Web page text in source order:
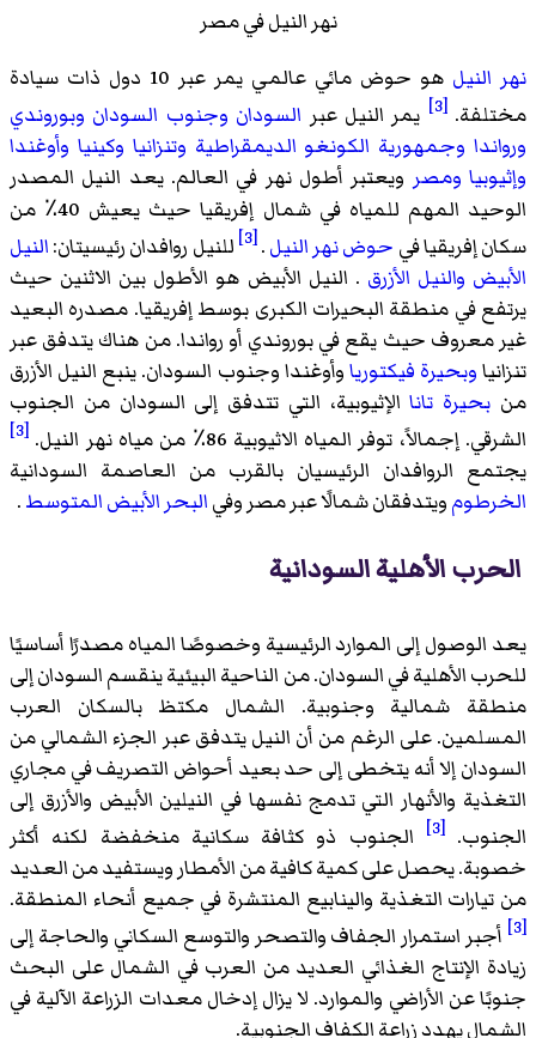
نهر النيل في مصر
نهر النيل
هو حوض مائي عالمي يمر عبر 10 دول ذات سيادة
مختلفة.[3] يمر النيل عبر السودان وجنوب السودان وبوروندي
ورواندا وجمهورية الكونغو الديمقراطية وتنزانيا وكينيا وأوغندا
وإثيوبيا ومصر ويعتبر أطول نهر في العالم. يعد النيل المصدر
الوحيد المهم للمياه في شمال إفريقيا حيث يعيش 40٪ من
سكان إفريقيا في حوض نهر النيل.
[3] للنيل روافدان رئيسيتان:النيل
الأبيض والنيل الأزرق . النيل الأبيض هو الأطول بين الاثنين حيث
يرتفع في منطقة البحيرات الكبرى بوسط إفريقيا. مصدره البعيد
غير معروف حيث يقع في بوروندي أو رواندا. من هناك يتدفق عبر
تنزانياوبحيرة فيكتورياوأوغندا وجنوب السودان. ينبع النيل الأزرق
من بحيرة تاناالإثيوبية، التي تتدفق إلى السودان من الجنوب
الشرقي. إجمالاً، توفر المياه الاثيوبية 86٪ من مياه نهر النيل.
[3]
يجتمع الروافدان الرئيسيان بالقرب من العاصمة السودانية
الخرطومويتدفقان شمالًا عبر مصر وفيالبحر الأبيض المتوسط.
الحرب الأهلية السودانية
يعد الوصول إلى الموارد الرئيسية وخصوصًا المياه مصدرًا أساسيًا
للحرب الأهلية في السودان. من الناحية البيئية ينقسم السودان إلى
منطقة شمالية وجنوبية. الشمال مكتظ بالسكان العرب
المسلمين. على الرغم من أن النيل يتدفق عبر الجزء الشمالي من
السودان إلا أنه يتخطى إلى حد بعيد أحواض التصريف في مجاري
التغذية والأنهار التي تدمج نفسها في النيلين الأبيض والأزرق إلى
الجنوب.[3]
الجنوب ذو كثافة سكانية منخفضة لكنه أكثر
خصوبة. يحصل على كمية كافية من الأمطار ويستفيد من العديد
من تيارات التغذية والينابيع المنتشرة في جميع أنحاء المنطقة.
[3]
أجبر استمرار الجفاف والتصحر والتوسع السكاني والحاجة إلى
زيادة الإنتاج الغذائي العديد من العرب في الشمال على البحث
جنوبًا عن الأراضي والموارد. لا يزال إدخال معدات الزراعة الآلية في
الشمال يهدد زراعة الكفاف الجنوبية.